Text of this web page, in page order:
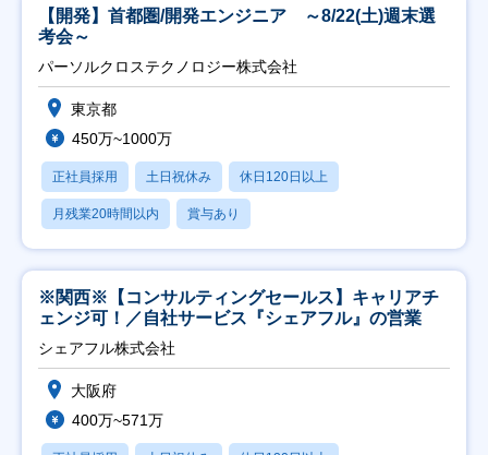
【開発】首都圏/開発エンジニア ～8/22(土)週末選
考会～
パーソルクロステクノロジー株式会社
東京都
450万~1000万
正社員採用 土日祝休み 休日120日以上
月残業20時間以内 賞与あり
※関西※【コンサルティングセールス】キャリアチ
ェンジ可！／自社サービス『シェアフル』の営業
シェアフル株式会社
大阪府
400万~571万